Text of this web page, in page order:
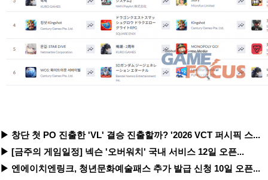
▶ 창단 첫 PO 진출한 'VL' 결승 진출할까? '2026 VCT 퍼시픽 스...
▶ [금주의 게임일정] 넥슨 '오버워치' 국내 서비스 12일 오픈...
▶ 엔에이치엔링크, 청년문화예술패스 추가 발급 신청 10일 오픈...